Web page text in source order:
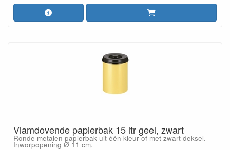
Vlamdovende papierbak 15 ltr geel, zwart
Ronde metalen papierbak uit één kleur of met zwart deksel.
Inworpopening Ø 11 cm.